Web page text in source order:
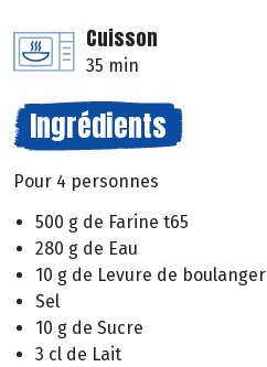
Cuisson
35 min
Ingrédients
Pour 4 personnes
500 g de Farine t65
280 g de Eau
10 g de Levure de boulanger
Sel
10 g de Sucre
3 cl de Lait